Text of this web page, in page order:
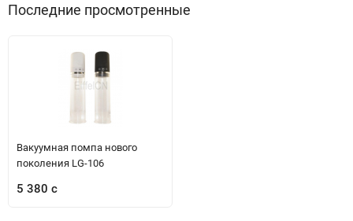
Последние просмотренные
Вакуумная помпа нового
поколения LG-106
5 380 с